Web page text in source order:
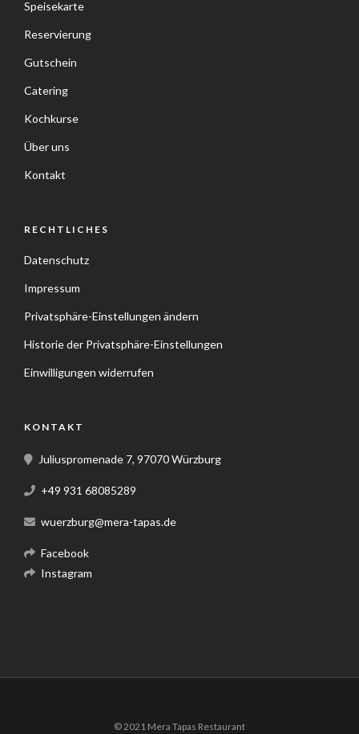
Speisekarte
Reservierung
Gutschein
Catering
Kochkurse
Über uns
Kontakt
RECHTLICHES
Datenschutz
Impressum
Privatsphäre-Einstellungen ändern
Historie der Privatsphäre-Einstellungen
Einwilligungen widerrufen
KONTAKT
Juliuspromenade 7, 97070 Würzburg
+49 931 68085289
wuerzburg@mera-tapas.de
Facebook
Instagram
© 2021 Mera Tapas Restaurant